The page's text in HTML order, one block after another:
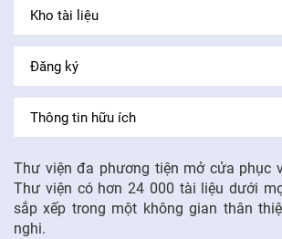
GIỎ HÀNG ĐĂNG NHẬP
Kho tài liệu
Đăng ký
Thông tin hữu ích
Thư viện đa phương tiện mở cửa phục
Thư viện có hơn 24 000 tài liệu dưới
sắp xếp trong một không gian thân
nghi.